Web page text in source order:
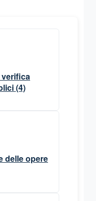
(4)
delle opere